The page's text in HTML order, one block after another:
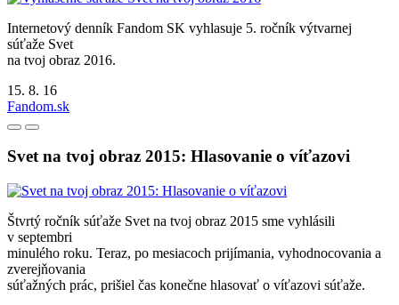
Internetový denník Fandom SK vyhlasuje 5. ročník výtvarnej
súťaže Svet
na tvoj obraz 2016.
15. 8. 16
Fandom.sk
Svet na tvoj obraz 2015: Hlasovanie o víťazovi
Štvrtý ročník súťaže Svet na tvoj obraz 2015 sme vyhlásili
v septembri
minulého roku. Teraz, po mesiacoch prijímania, vyhodnocovania a
zverejňovania
súťažných prác, prišiel čas konečne hlasovať o víťazovi súťaže.